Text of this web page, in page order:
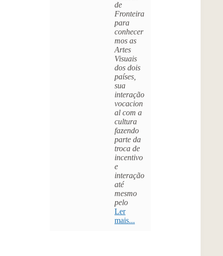
de
Fronteira
para
conhecer
mos as
Artes
Visuais
dos dois
países,
sua
interação
vocacion
al com a
cultura
fazendo
parte da
troca de
incentivo
e
interação
até
mesmo
pelo
Ler
mais...